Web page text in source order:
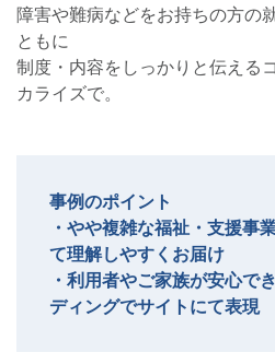
障害や難病などをお持ちの方の
ともに
制度・内容をしっかりと伝える
カライズで。
事例のポイント
・やや複雑な福祉・支援事
て理解しやすくお届け
・利用者やご家族が安心で
ディングでサイトにて表現